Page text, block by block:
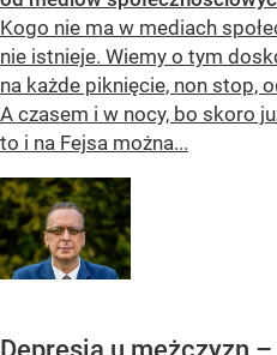
Kogo nie ma w mediach
nie istnieje. Wiemy o tym
na każde piknięcie, non stop,
A czasem i w nocy, bo skoro
to i na Fejsa można...